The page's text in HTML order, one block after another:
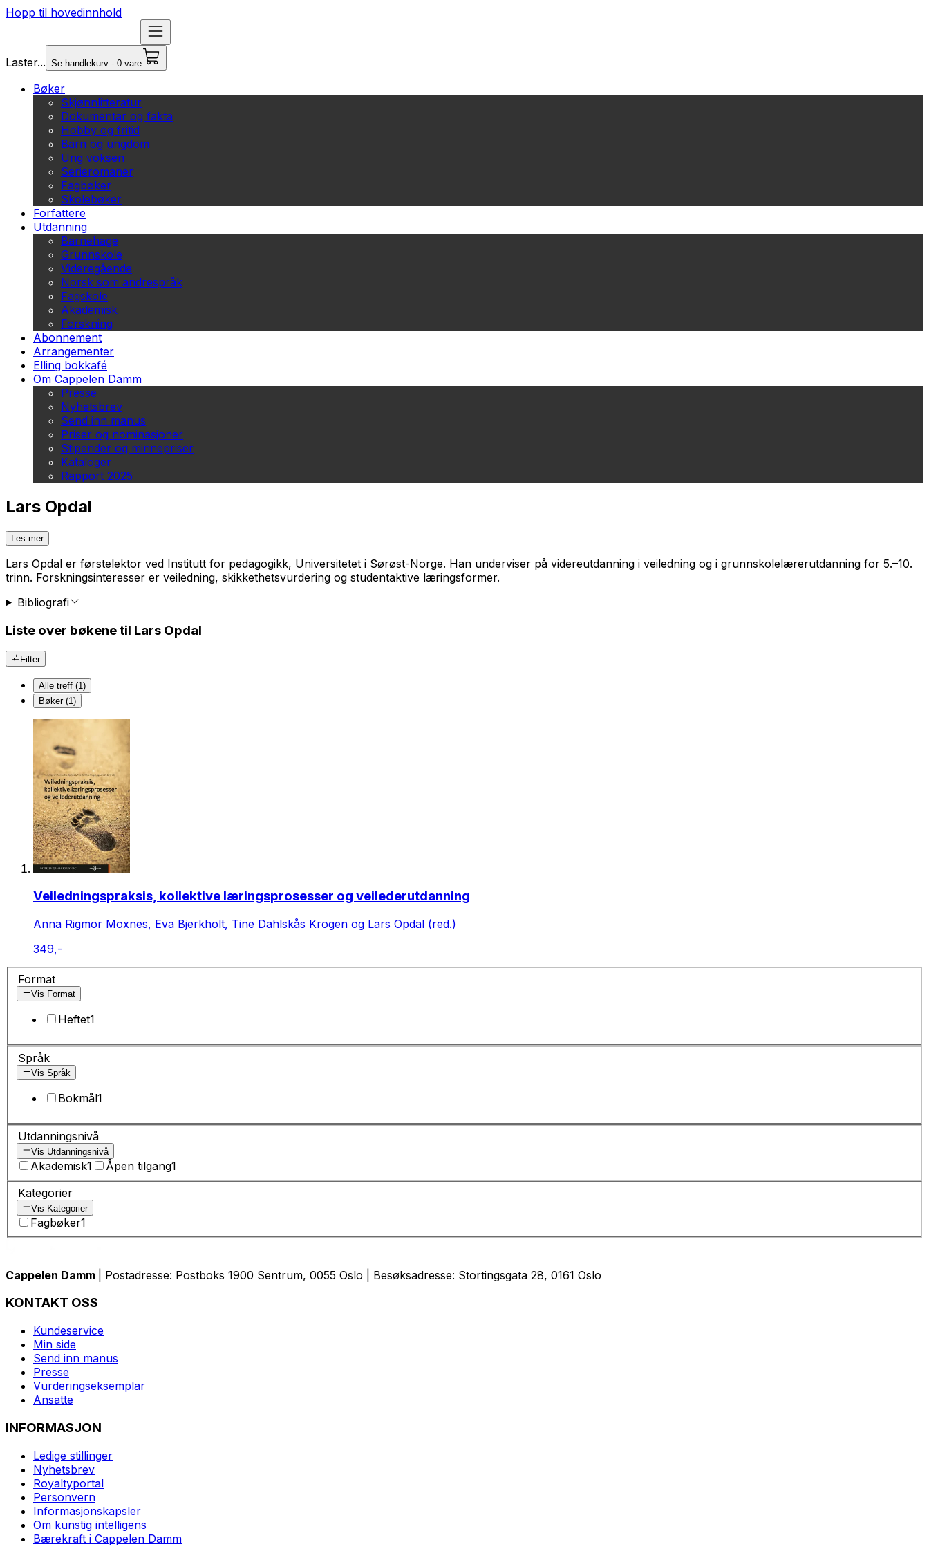
Hopp til hovedinnhold
Laster... Se handlekurv - 0 vare
Bøker
Skjønnlitteratur
Dokumentar og fakta
Hobby og fritid
Barn og ungdom
Ung voksen
Serieromaner
Fagbøker
Skolebøker
Forfattere
Utdanning
Barnehage
Grunnskole
Videregående
Norsk som andrespråk
Fagskole
Akademisk
Forskning
Abonnement
Arrangementer
Elling bokkafé
Om Cappelen Damm
Presse
Nyhetsbrev
Send inn manus
Priser og nominasjoner
Stipender og minnepriser
Kataloger
Rapport 2025
Lars Opdal
Les mer
Lars Opdal er førstelektor ved Institutt for pedagogikk, Universitetet i Sørøst-Norge. Han underviser på videreutdanning i veiledning og i grunnskolelærerutdanning for 5.–10.
trinn. Forskningsinteresser er veiledning, skikkethetsvurdering og studentaktive læringsformer.
Bibliografi
Liste over bøkene til Lars Opdal
Filter
Alle treff (1)
Bøker (1)
Veiledningspraksis, kollektive læringsprosesser og veilederutdanning
Anna Rigmor Moxnes, Eva Bjerkholt, Tine Dahlskås Krogen og Lars Opdal (red.)
349,-
Format
Vis Format
Heftet1
Språk
Vis Språk
Bokmål1
Utdanningsnivå
Vis Utdanningsnivå
Akademisk1 Åpen tilgang1
Kategorier
Vis Kategorier
Fagbøker1
Cappelen Damm | Postadresse: Postboks 1900 Sentrum, 0055 Oslo | Besøksadresse: Stortingsgata 28, 0161 Oslo
KONTAKT OSS
Kundeservice
Min side
Send inn manus
Presse
Vurderingseksemplar
Ansatte
INFORMASJON
Ledige stillinger
Nyhetsbrev
Royaltyportal
Personvern
Informasjonskapsler
Om kunstig intelligens
Bærekraft i Cappelen Damm